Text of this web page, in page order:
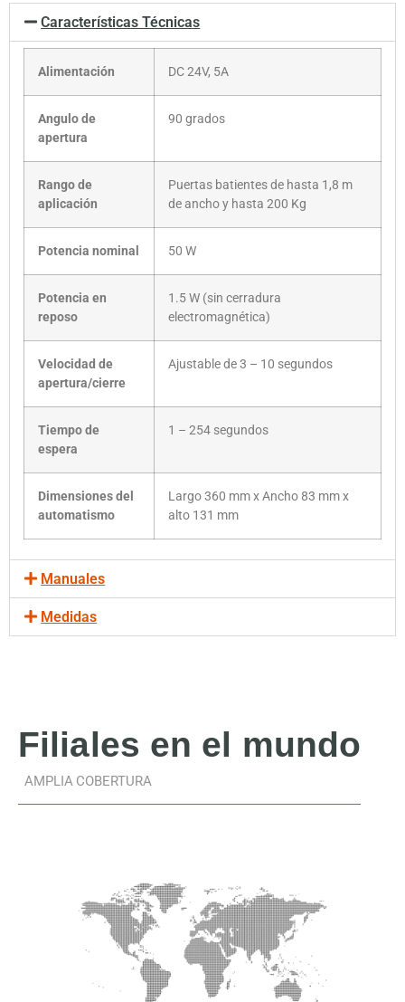
Características Técnicas
Alimentación DC 24V, 5A
Angulo de
apertura
90 grados
Rango de
aplicación
Puertas batientes de hasta 1,8 m
de ancho y hasta 200 Kg
Potencia nominal 50 W
Potencia en
reposo
1.5 W (sin cerradura
electromagnética)
Velocidad de
apertura/cierre
Ajustable de 3 – 10 segundos
Tiempo de
espera
1 – 254 segundos
Dimensiones del
automatismo
Largo 360 mm x Ancho 83 mm x
alto 131 mm
Manuales
Medidas
Filiales en el mundo
AMPLIA COBERTURA